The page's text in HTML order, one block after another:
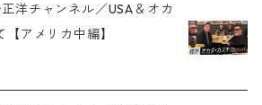
洋チャンネル／USA＆オカ
アメリカ中編】